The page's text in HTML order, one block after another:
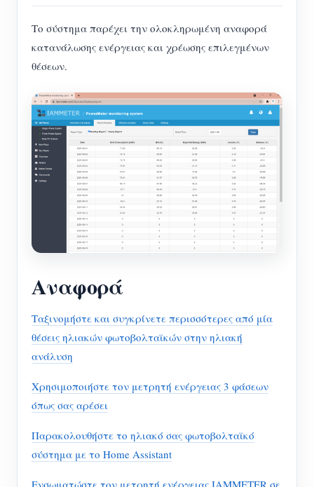
Το σύστημα παρέχει την ολοκληρωμένη αναφορά
κατανάλωσης ενέργειας και χρέωσης επιλεγμένων
θέσεων.
Αναφορά
Ταξινομήστε και συγκρίνετε περισσότερες από μία
θέσεις ηλιακών φωτοβολταϊκών στην ηλιακή
ανάλυση
Χρησιμοποιήστε τον μετρητή ενέργειας 3 φάσεων
όπως σας αρέσει
Παρακολουθήστε το ηλιακό σας φωτοβολταϊκό
σύστημα με το Home Assistant
Ενσωματώστε τον μετρητή ενέργειας IAMMETER σε